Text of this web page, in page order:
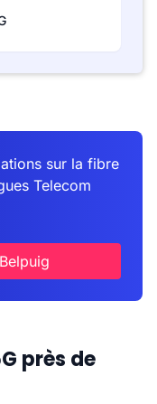
sur la fibre
Telecom
près de